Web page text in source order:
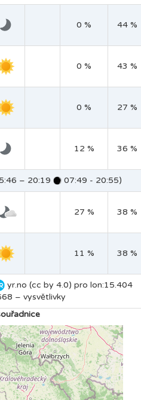
0 % 44 %
0 % 43 %
0 % 27 %
12 % 36 %
– 20:19 07:49 - 20:55)
27 % 38 %
11 % 38 %
yr.no (cc by 4.0) pro lon:15.404
– vysvětlivky